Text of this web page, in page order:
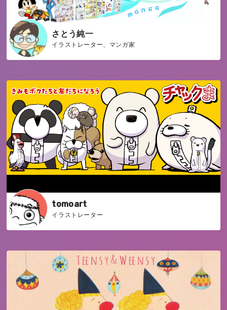
さとう純一
イラストレーター、マンガ家
tomoart
イラストレーター